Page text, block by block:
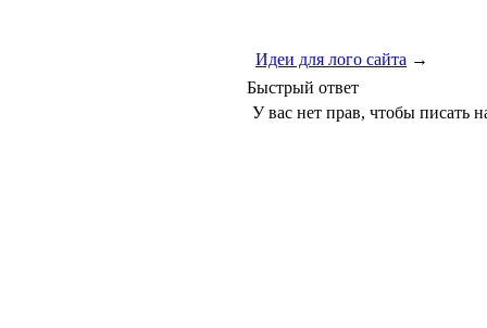
Идеи для лого сайта →
Быстрый ответ
У вас нет прав, чтобы писать